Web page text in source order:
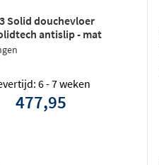
Solid douchevloer
antislip - mat
6 - 7 weken
477,95